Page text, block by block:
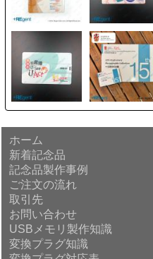
ホーム
新着記念品
記念品製作事例
ご注文の流れ
取引先
お問い合わせ
USBメモリ製作知識
変換プラグ知識